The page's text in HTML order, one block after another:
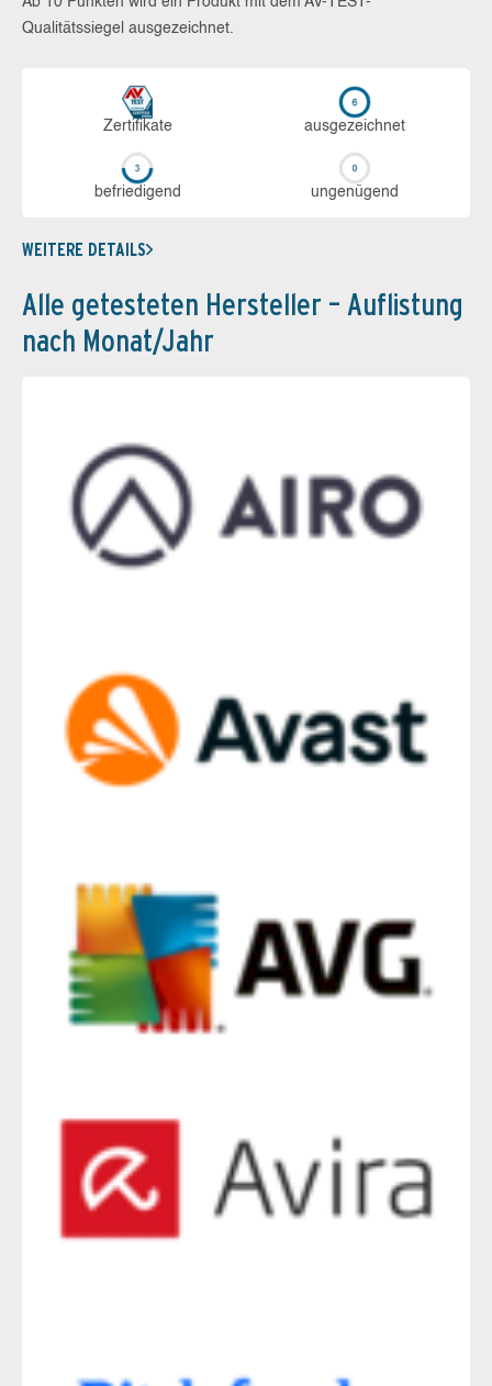
Qualitätssiegel ausgezeichnet.
Zerti­fikate aus­ge­zeich­net
be­frie­di­gend un­ge­nü­gend
WEITERE DETAILS
Alle getesteten Hersteller – Auflistung
nach Monat/Jahr